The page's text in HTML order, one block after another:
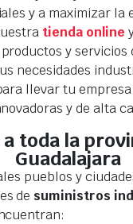
y a maximizar la
tienda online
y servicios
necesidades
llevar tu
y de alta
a toda la
Guadalajara
pueblos y
de suministros